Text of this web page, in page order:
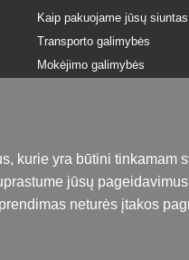
Kaip pakuojame jūsų siuntas
Transporto galimybės
Mokėjimo galimybės
Paslaugų apžvalga
Privatumo politika
Terminų žodynėlis
kurie yra būtini tinkamam
jūsų
neturės įtakos